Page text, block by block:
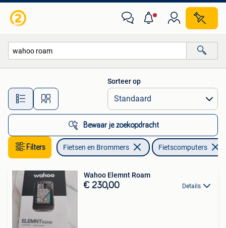
Alle afstanden…
Sorteer op
Bewaar je zoekopdracht
Filters Fietsen en Brommers Fietscomputers
Wahoo Elemnt Roam
€ 230,00 Details